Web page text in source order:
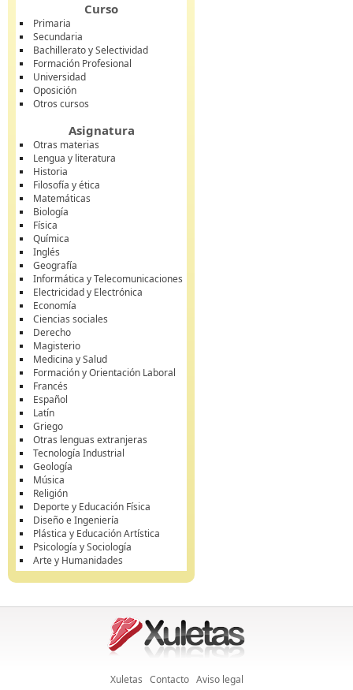
Curso
Primaria
Secundaria
Bachillerato y Selectividad
Formación Profesional
Universidad
Oposición
Otros cursos
Asignatura
Otras materias
Lengua y literatura
Historia
Filosofía y ética
Matemáticas
Biología
Física
Química
Inglés
Geografía
Informática y Telecomunicaciones
Electricidad y Electrónica
Economía
Ciencias sociales
Derecho
Magisterio
Medicina y Salud
Formación y Orientación Laboral
Francés
Español
Latín
Griego
Otras lenguas extranjeras
Tecnología Industrial
Geología
Música
Religión
Deporte y Educación Física
Diseño e Ingeniería
Plástica y Educación Artística
Psicología y Sociología
Arte y Humanidades
Xuletas Contacto Aviso legal